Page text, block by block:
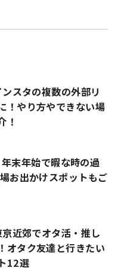
スタの複数の外部リ
！やり方やできない場
！
末年始で暇な時の過
お出かけスポットもご
京近郊でオタ活・推し
オタク友達と行きたい
12選